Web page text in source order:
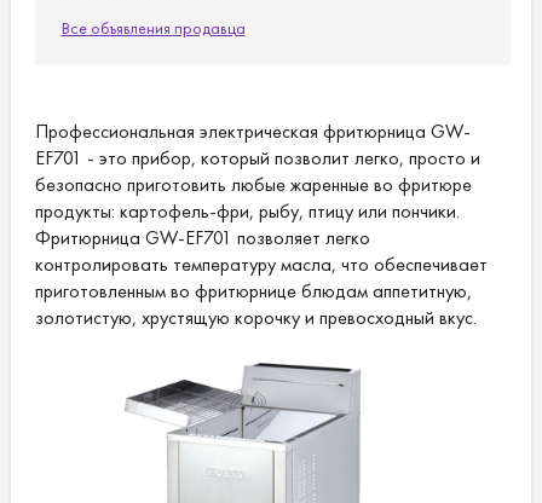
Все объявления продавца
Профессиональная электрическая фритюрница GW-
EF701 - это прибор, который позволит легко, просто и
безопасно приготовить любые жаренные во фритюре
продукты: картофель-фри, рыбу, птицу или пончики.
Фритюрница GW-EF701 позволяет легко
контролировать температуру масла, что обеспечивает
приготовленным во фритюрнице блюдам аппетитную,
золотистую, хрустящую корочку и превосходный вкус.